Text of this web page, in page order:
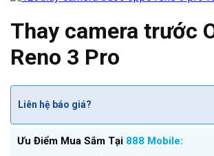
Thay camera trước
Reno 3 Pro
Liên hệ báo giá?
Ưu Điểm Mua Sắm Tại 888 Mobile: